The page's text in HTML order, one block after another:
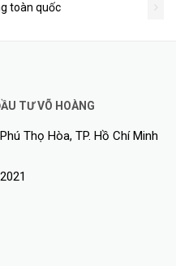
toàn quốc
TƯ VÕ HOÀNG
Thọ Hòa, TP. Hồ Chí Minh